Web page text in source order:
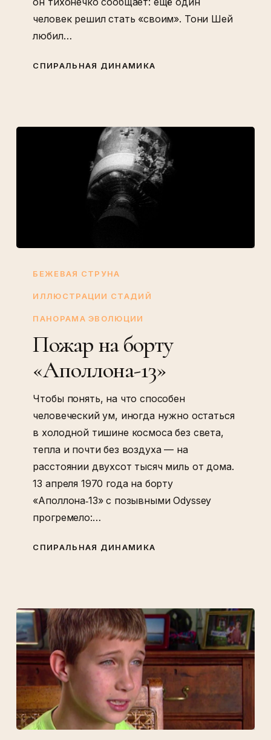
человек решил стать «своим». Тони Шей
любил…
СПИРАЛЬНАЯ ДИНАМИКА
БЕЖЕВАЯ СТРУНА
ИЛЛЮСТРАЦИИ СТАДИЙ
ПАНОРАМА ЭВОЛЮЦИИ
Пожар на борту
«Аполлона-13»
Чтобы понять, на что способен
человеческий ум, иногда нужно остаться
в холодной тишине космоса без света,
тепла и почти без воздуха — на
расстоянии двухсот тысяч миль от дома.
13 апреля 1970 года на борту
«Аполлона‑13» с позывными Odyssey
прогремело:…
СПИРАЛЬНАЯ ДИНАМИКА